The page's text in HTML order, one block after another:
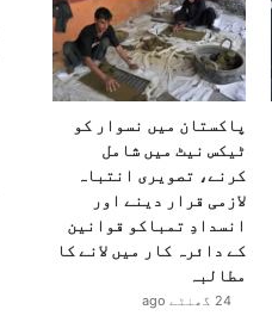
پاکستان میں نسوار کو
ٹیکس نیٹ میں شامل
کرنے، تصویری انتباہ
لازمی قرار دینے اور
انسدادِ تمباکو قوانین
کے دائرہ کار میں لانے کا
مطالبہ
24 گھنٹے ago